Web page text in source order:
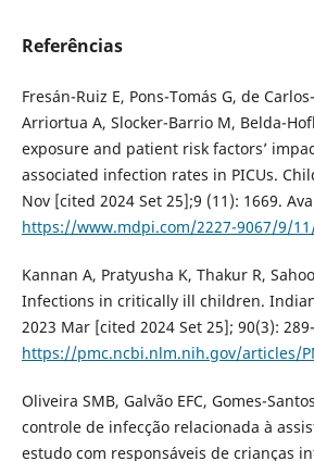
Referências
Fresán-Ruiz E, Pons-Tomás G, de
Arriortua A, Slocker-Barrio M, Belda-
exposure and patient risk factors’
associated infection rates in PICUs.
Nov [cited 2024 Set 25];9 (11): 1669.
https://www.mdpi.com/2227-9067/9/
Kannan A, Pratyusha K, Thakur R,
Infections in critically ill children.
2023 Mar [cited 2024 Set 25]; 90(3):
https://pmc.ncbi.nlm.nih.gov/articles/
Oliveira SMB, Galvão EFC, Gomes-
controle de infecção relacionada à
estudo com responsáveis de crianças